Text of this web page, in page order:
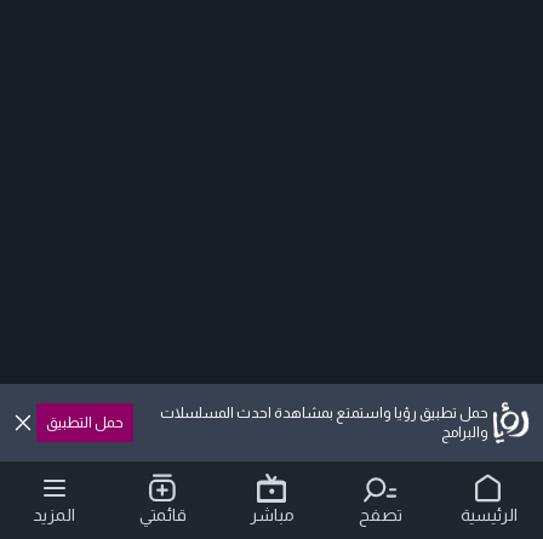
حمل تطبيق رؤيا واستمتع بمشاهدة احدث المسلسلات
والبرامج
حمل التطبيق
الرئيسية تصفح مباشر قائمتي المزيد